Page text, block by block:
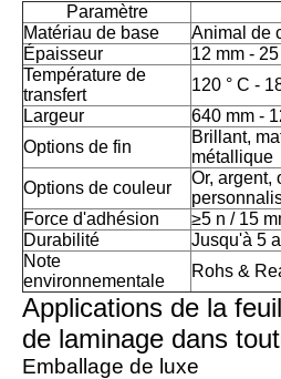
Paramètre
Matériau de base
Animal de
Épaisseur
12 mm -
Température de
transfert
120 ° C -
Largeur
640 mm -
Options de fin
Brillant,
métallique
Options de couleur
Or, argent,
Force d'adhésion
≥5 n / 15
Durabilité
Jusqu'à 5
Note
environnementale
Rohs &
Applications de la
de laminage dans
Emballage de luxe